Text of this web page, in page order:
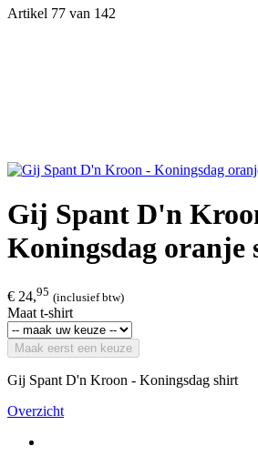
Artikel 77 van 142
Gij Spant D'n
Koningsdag oranje
€ 24,95 (inclusief btw)
Maat t-shirt
Maak eerst een keuze
Gij Spant D'n Kroon - Koningsdag shirt
Overzicht